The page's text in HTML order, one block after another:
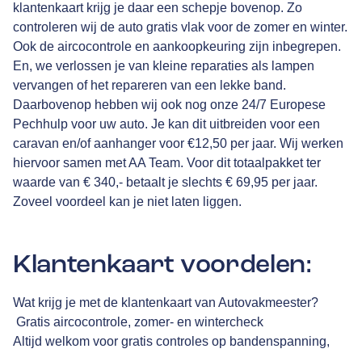
klantenkaart krijg je daar een schepje bovenop. Zo
controleren wij de auto gratis vlak voor de zomer en winter.
Ook de aircocontrole en aankoopkeuring zijn inbegrepen.
En, we verlossen je van kleine reparaties als lampen
vervangen of het repareren van een lekke band.
Daarbovenop hebben wij ook nog onze 24/7 Europese
Pechhulp voor uw auto. Je kan dit uitbreiden voor een
caravan en/of aanhanger voor €12,50 per jaar. Wij werken
hiervoor samen metAA Team. Voor dit totaalpakket ter
waarde van € 340,- betaalt je slechts € 69,95 per jaar.
Zoveel voordeel kan je niet laten liggen.
Klantenkaart voordelen:
Wat krijg je met de klantenkaart van Autovakmeester?
Gratis aircocontrole, zomer- en wintercheck
Altijd welkom voor gratis controles op bandenspanning,